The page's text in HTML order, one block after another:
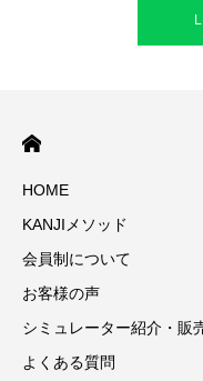
HOME
KANJIメソッド
会員制について
お客様の声
シミュレーター紹介・販
よくある質問